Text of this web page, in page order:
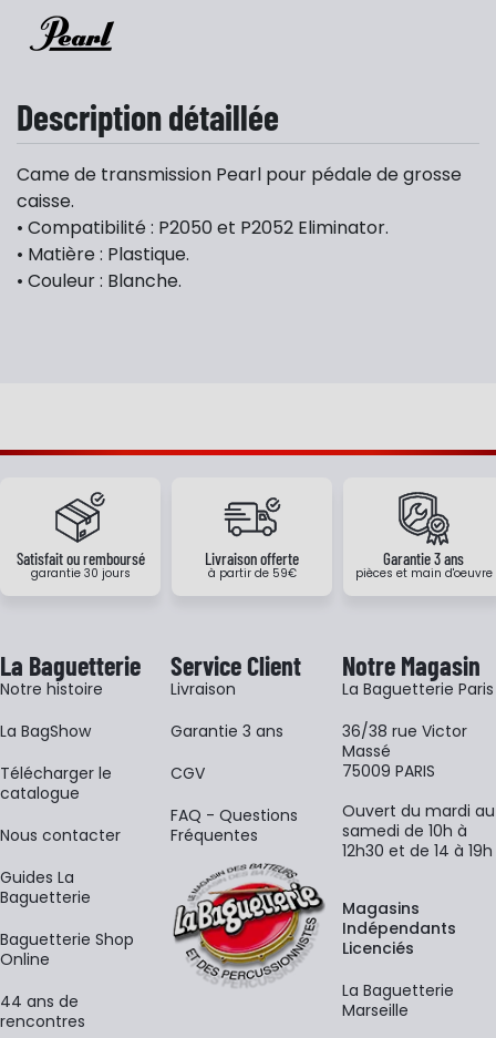
Description détaillée
Came de transmission Pearl pour pédale de grosse
caisse.
• Compatibilité : P2050 et P2052 Eliminator.
• Matière : Plastique.
• Couleur : Blanche.
Satisfait ou remboursé
garantie 30 jours
Livraison offerte
à partir de 59€
Garantie 3 ans
pièces et main d'oeuvre
La Baguetterie
Notre histoire
La BagShow
​Télécharger le
catalogue
Nous contacter
Guides La
Baguetterie
Baguetterie Shop
Online
44 ans de
rencontres
Service Client
Livraison
Garantie 3 ans
CGV
FAQ - Questions
Fréquentes
Notre Magasin
La Baguetterie Paris
36/38 rue Victor
Massé
75009 PARIS
Ouvert du mardi au
samedi de 10h à
12h30 et de 14 à 19h
Magasins
Indépendants
Licenciés
La Baguetterie
Marseille